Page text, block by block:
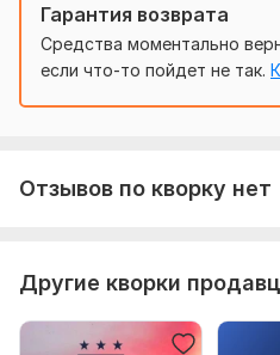
Гарантия возврата
Средства моментально
если что-то пойдет не так.
Отзывов по кворку нет
Другие кворки